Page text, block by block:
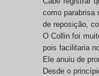
como parabrisa
de reposição,
O Collin foi
pois facilitaria
Ele anuiu de
Desde o